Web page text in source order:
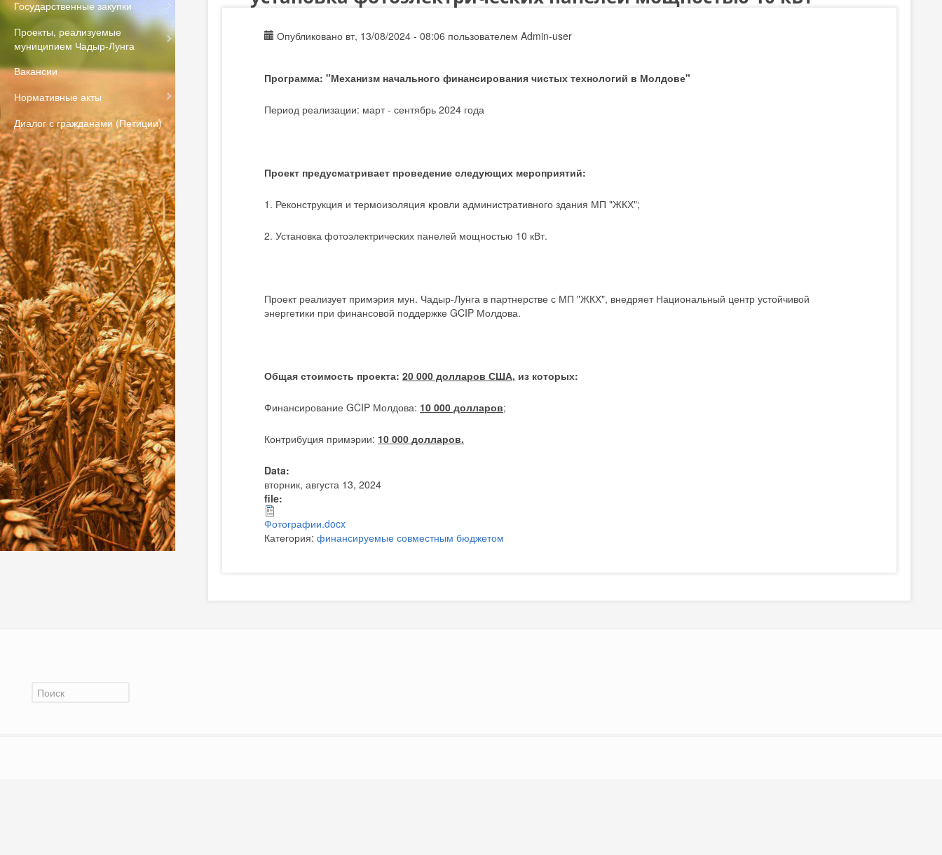
Государственные закупки
Проекты, реализуемые
муниципием Чадыр-Лунга
Вакансии
Нормативные акты
Диалог с гражданами (Петиции)
Опубликовано вт, 13/08/2024 - 08:06 пользователемAdmin-user
Программа: "Механизм начального финансирования чистых технологий в Молдове"
Период реализации: март - сентябрь 2024 года
Проект предусматривает проведение следующих мероприятий:
1. Реконструкция и термоизоляция кровли административного здания МП "ЖКХ";
2. Установка фотоэлектрических панелей мощностью 10 кВт.
Проект реализует примэрия мун. Чадыр-Лунга в партнерстве с МП "ЖКХ", внедряет Национальный центр устойчивой
энергетики при финансовой поддержке GCIP Молдова.
Общая стоимость проекта:20 000 долларов США, из которых:
Финансирование GCIP Молдова: 10 000 долларов;
Контрибуция примэрии: 10 000 долларов.
Data:
вторник, августа 13, 2024
file:
Фотографии.docx
Категория:финансируемые совместным бюджетом